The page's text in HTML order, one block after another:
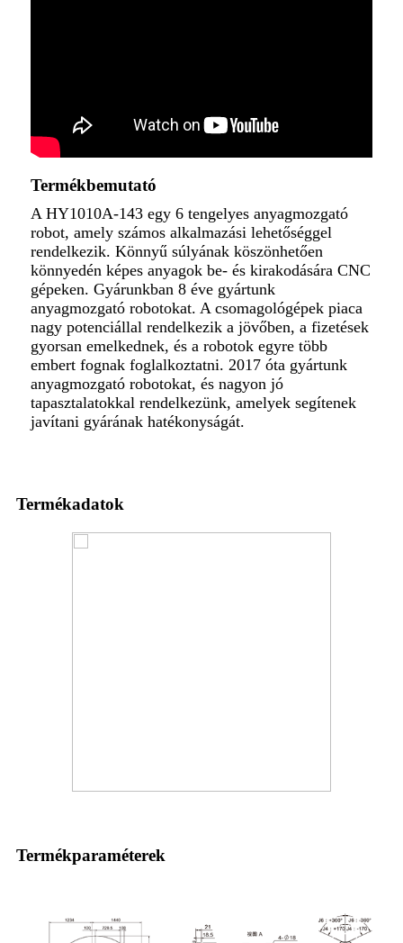
Termékbemutató
A HY1010A-143 egy 6 tengelyes anyagmozgató
robot, amely számos alkalmazási lehetőséggel
rendelkezik. Könnyű súlyának köszönhetően
könnyedén képes anyagok be- és kirakodására CNC
gépeken. Gyárunkban 8 éve gyártunk
anyagmozgató robotokat. A csomagológépek piaca
nagy potenciállal rendelkezik a jövőben, a fizetések
gyorsan emelkednek, és a robotok egyre több
embert fognak foglalkoztatni. 2017 óta gyártunk
anyagmozgató robotokat, és nagyon jó
tapasztalatokkal rendelkezünk, amelyek segítenek
javítani gyárának hatékonyságát.
Termékadatok
Termékparaméterek